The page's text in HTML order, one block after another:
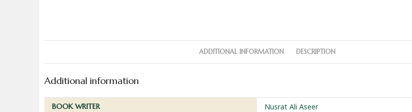
ADDITIONAL INFORMATION DESCRIPTION
Additional information
BOOK WRITER Nusrat Ali Aseer